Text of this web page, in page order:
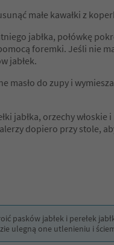
małe kawałki z
jabłka, połówkę
foremki. Jeśli nie
jabłek.
masło do zupy i
jabłka, orzechy włoskie
dopiero przy stole,
pasków jabłek i perełek
ulegną one utlenieniu i